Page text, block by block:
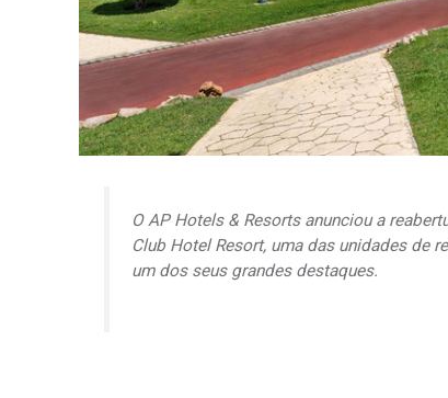
O AP Hotels & Resorts anunciou a
Club Hotel Resort, uma das unidades de
um dos seus grandes destaques.